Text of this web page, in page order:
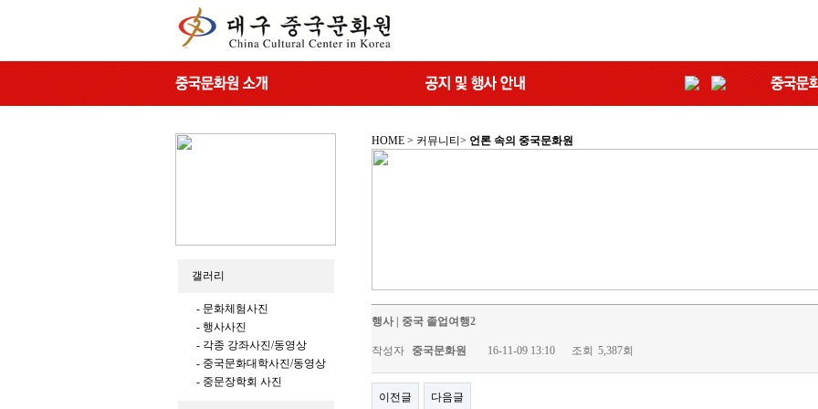
갤러리
- 문화체험사진
- 행사사진
- 각종 강좌사진/동영상
- 중국문화대학사진/동영상
- 중문장학회 사진
HOME > 커뮤니티> 언론 속의 중국문화원
행사 | 중국 졸업여행2
작성자 중국문화원 16-11-09 13:10 조회 5,387회
이전글 다음글